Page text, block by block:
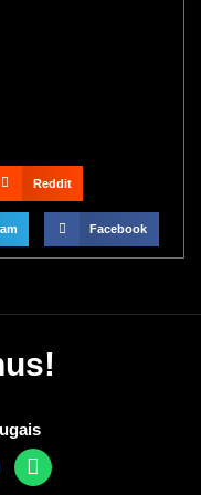
Reddit
Facebook